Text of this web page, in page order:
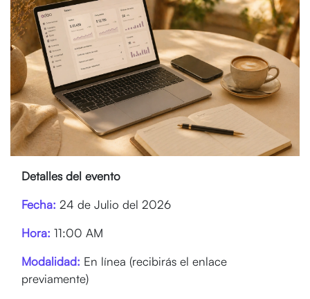
Detalles del evento
Fecha: 24 de Julio del 2026
Hora: 11:00 AM
Modalidad: En línea (recibirás el enlace
previamente)